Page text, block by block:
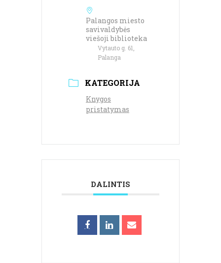
Palangos miesto
savivaldybės
viešoji biblioteka
Vytauto g. 61,
Palanga
KATEGORIJA
Knygos
pristatymas
DALINTIS